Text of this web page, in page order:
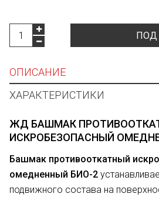
ПОД
ОПИСАНИЕ
ХАРАКТЕРИСТИКИ
ЖД БАШМАК
ИСКРОБЕЗОПАСНЫЙ
Башмак противооткатный
омедненный БИО-2
подвижного состава на